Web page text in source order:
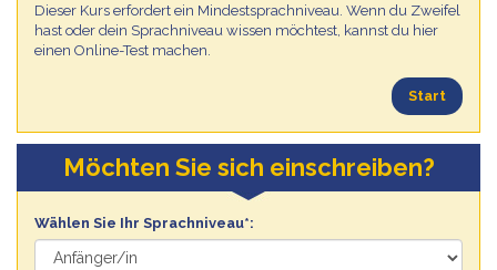
Dieser Kurs erfordert ein Mindestsprachniveau. Wenn du Zweifel
hast oder dein Sprachniveau wissen möchtest, kannst du hier
einen Online-Test machen.
Start
Möchten Sie sich einschreiben?
Wählen Sie Ihr Sprachniveau*: